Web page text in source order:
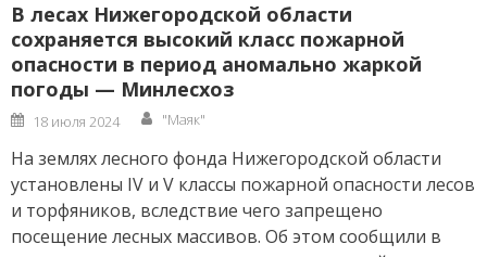
В лесах Нижегородской области
сохраняется высокий класс пожарной
опасности в период аномально жаркой
погоды — Минлесхоз
Posted
on
18 июля 2024 Author
"Маяк"
На землях лесного фонда Нижегородской области
установлены IV и V классы пожарной опасности лесов
и торфяников, вследствие чего запрещено
посещение лесных массивов. Об этом сообщили в